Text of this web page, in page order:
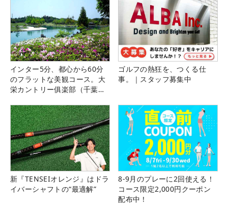
インター5分、都心から60分
のフラットな美観コース。大
栄カントリー俱楽部（千葉
ゴルフの熱狂を、つくる仕
事。｜スタッフ募集中
新『TENSEIオレンジ』はドラ
イバーシャフトの“最適解”
8-9月のプレーに2回使える！
コース限定2,000円クーポン
配布中！